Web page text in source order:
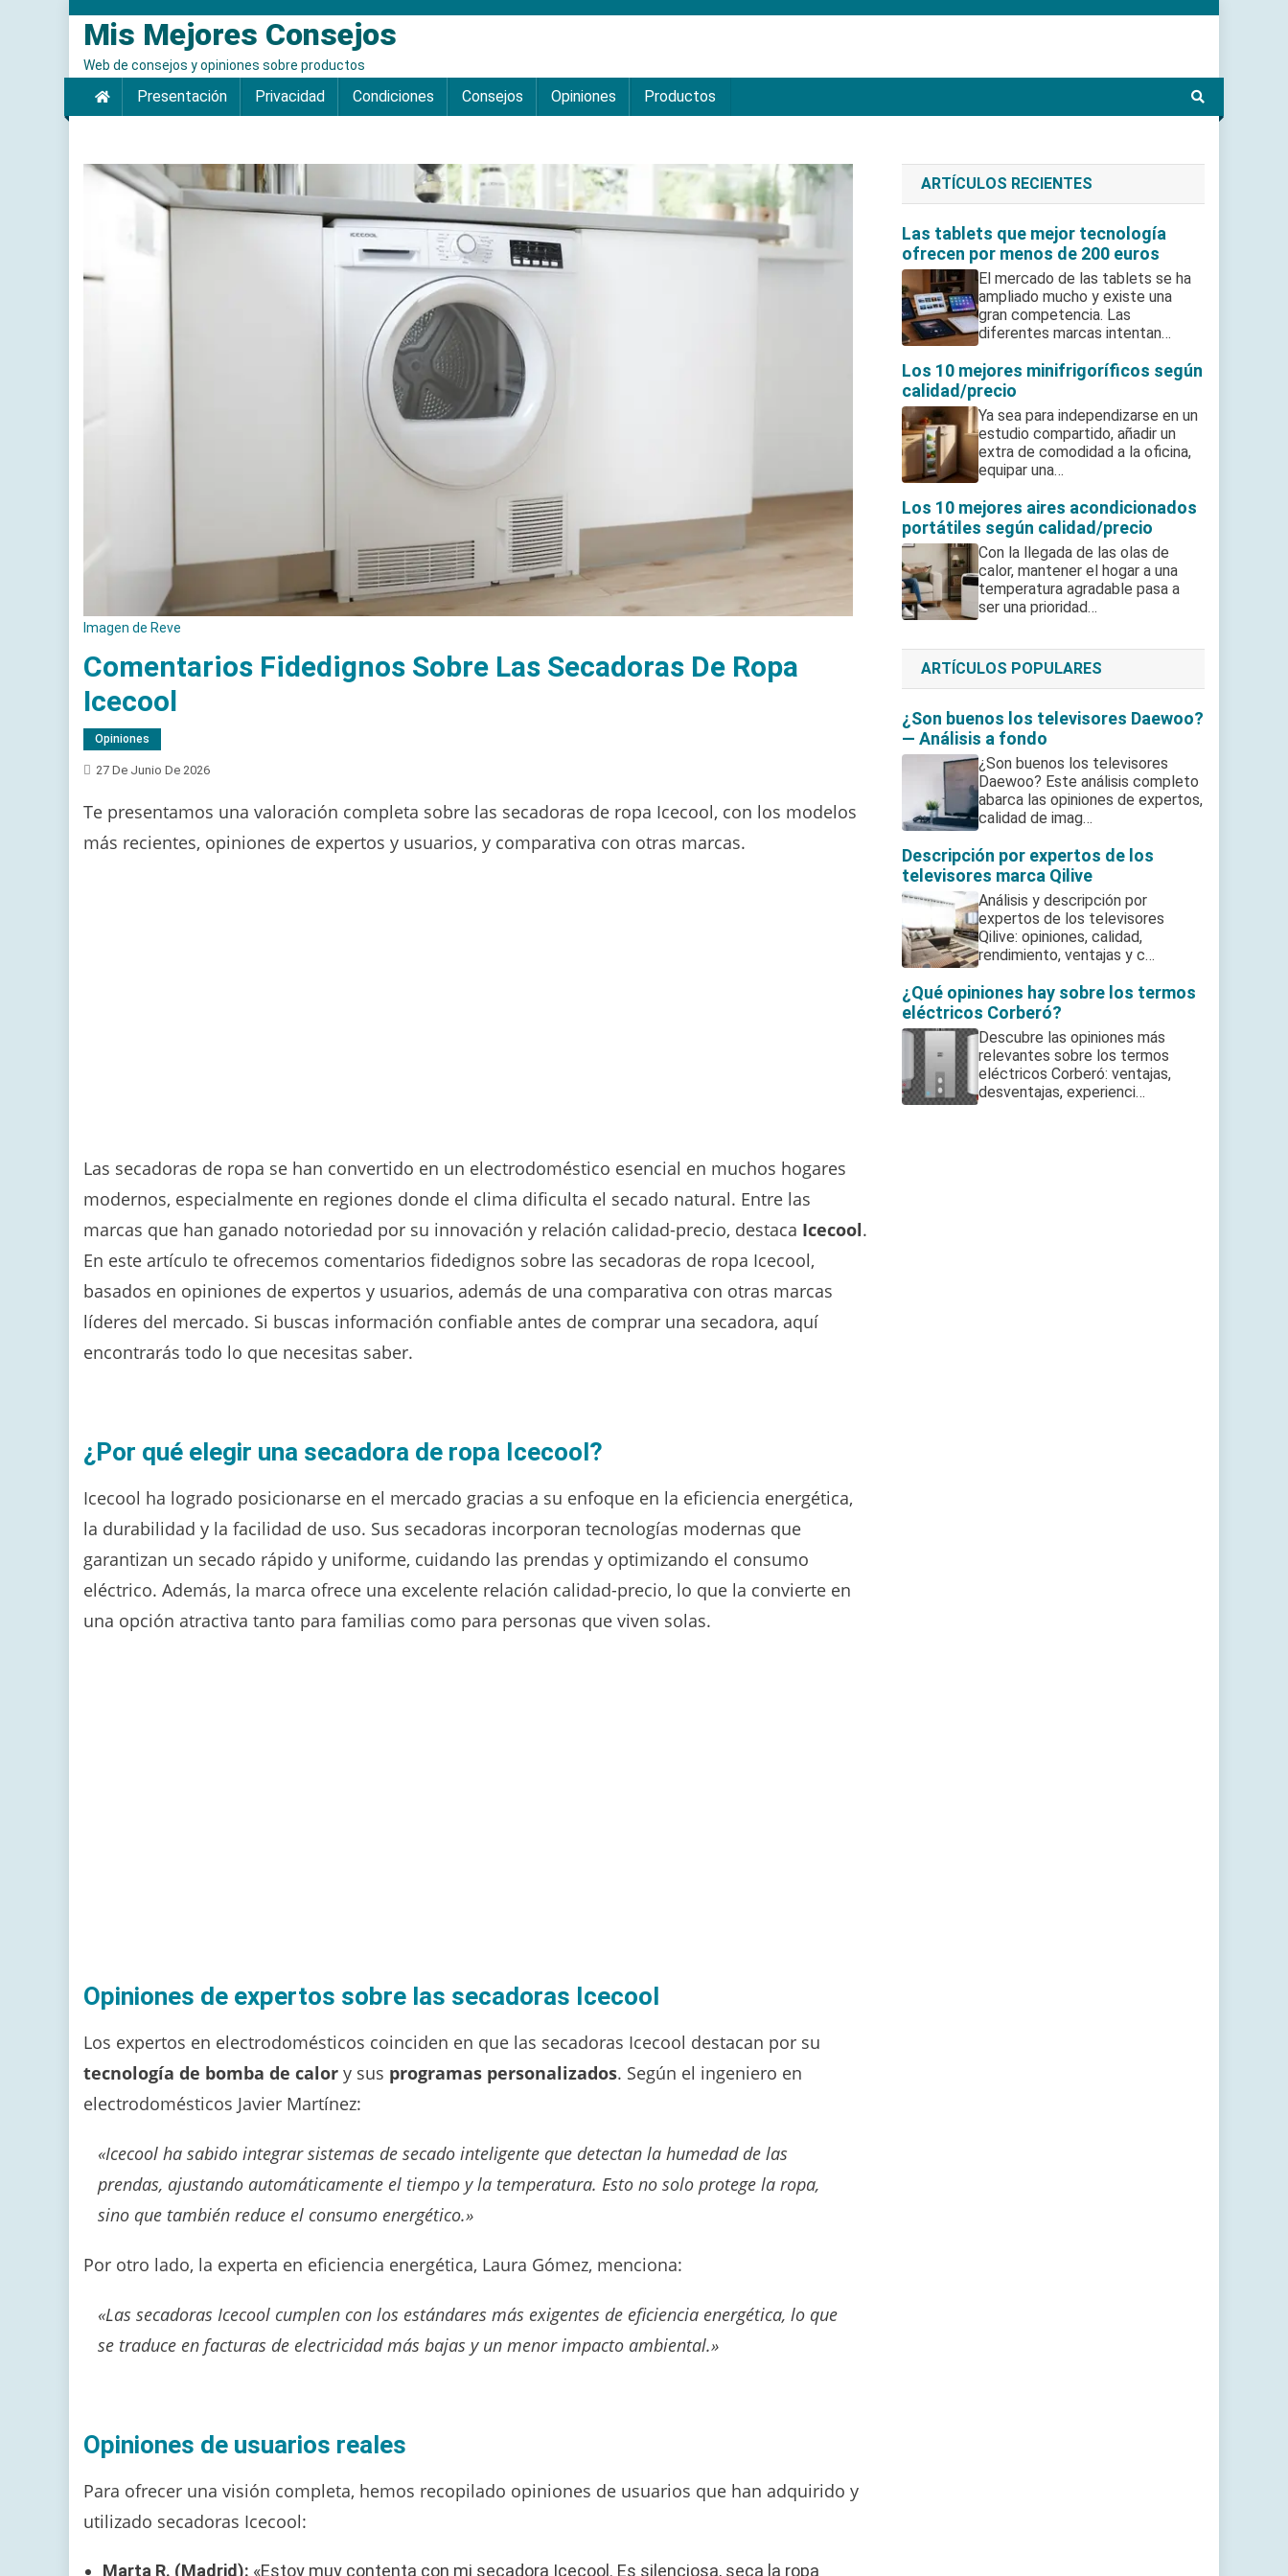
contenido
Mis Mejores Consejos
Web de consejos y opiniones sobre productos
Presentación Privacidad Condiciones Consejos Opiniones Productos
Imagen de Reve
Comentarios Fidedignos Sobre Las Secadoras De Ropa
Icecool
Opiniones
27 De Junio De 2026
Te presentamos una valoración completa sobre las secadoras de ropa Icecool, con los modelos
más recientes, opiniones de expertos y usuarios, y comparativa con otras marcas.
Las secadoras de ropa se han convertido en un electrodoméstico esencial en muchos hogares
modernos, especialmente en regiones donde el clima dificulta el secado natural. Entre las
marcas que han ganado notoriedad por su innovación y relación calidad-precio, destaca Icecool.
En este artículo te ofrecemos comentarios fidedignos sobre las secadoras de ropa Icecool,
basados en opiniones de expertos y usuarios, además de una comparativa con otras marcas
líderes del mercado. Si buscas información confiable antes de comprar una secadora, aquí
encontrarás todo lo que necesitas saber.
¿Por qué elegir una secadora de ropa Icecool?
Icecool ha logrado posicionarse en el mercado gracias a su enfoque en la eficiencia energética,
la durabilidad y la facilidad de uso. Sus secadoras incorporan tecnologías modernas que
garantizan un secado rápido y uniforme, cuidando las prendas y optimizando el consumo
eléctrico. Además, la marca ofrece una excelente relación calidad-precio, lo que la convierte en
una opción atractiva tanto para familias como para personas que viven solas.
Opiniones de expertos sobre las secadoras Icecool
Los expertos en electrodomésticos coinciden en que las secadoras Icecool destacan por su
tecnología de bomba de calor y sus programas personalizados. Según el ingeniero en
electrodomésticos Javier Martínez:
«Icecool ha sabido integrar sistemas de secado inteligente que detectan la humedad de las
prendas, ajustando automáticamente el tiempo y la temperatura. Esto no solo protege la ropa,
sino que también reduce el consumo energético.»
Por otro lado, la experta en eficiencia energética, Laura Gómez, menciona:
«Las secadoras Icecool cumplen con los estándares más exigentes de eficiencia energética, lo que
se traduce en facturas de electricidad más bajas y un menor impacto ambiental.»
Opiniones de usuarios reales
Para ofrecer una visión completa, hemos recopilado opiniones de usuarios que han adquirido y
utilizado secadoras Icecool:
Marta R. (Madrid): «Estoy muy contenta con mi secadora Icecool. Es silenciosa, seca la ropa
ARTÍCULOS RECIENTES
Las tablets que mejor tecnología
ofrecen por menos de 200 euros
El mercado de las tablets se ha
ampliado mucho y existe una
gran competencia. Las
diferentes marcas intentan…
Los 10 mejores minifrigoríficos según
calidad/precio
Ya sea para independizarse en un
estudio compartido, añadir un
extra de comodidad a la oficina,
equipar una…
Los 10 mejores aires acondicionados
portátiles según calidad/precio
Con la llegada de las olas de
calor, mantener el hogar a una
temperatura agradable pasa a
ser una prioridad…
ARTÍCULOS POPULARES
¿Son buenos los televisores Daewoo?
— Análisis a fondo
¿Son buenos los televisores
Daewoo? Este análisis completo
abarca las opiniones de expertos,
calidad de imag…
Descripción por expertos de los
televisores marca Qilive
Análisis y descripción por
expertos de los televisores
Qilive: opiniones, calidad,
rendimiento, ventajas y c…
¿Qué opiniones hay sobre los termos
eléctricos Corberó?
Descubre las opiniones más
relevantes sobre los termos
eléctricos Corberó: ventajas,
desventajas, experienci…